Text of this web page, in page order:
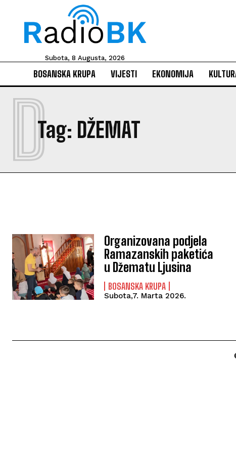
Subota, 8 Augusta, 2026
BOSANSKA KRUPA VIJESTI EKONOMIJA
Tag: DŽEMAT
D
Organizovana podjela
Ramazanskih paketića
u Džematu Ljusina
BOSANSKA KRUPA
Subota,7. Marta 2026.